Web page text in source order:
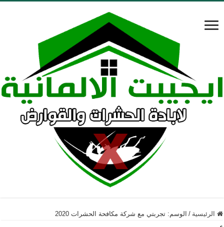
الرئيسية / الوسم:تجربتي مع شركة مكافحة الحشرات 2020